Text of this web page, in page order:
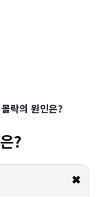
락의 원인은?
?
✖